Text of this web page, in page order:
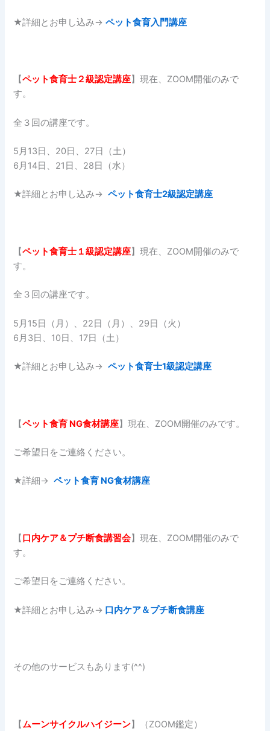
★詳細とお申し込み→ペット食育入門講座
【ペット食育士２級認定講座】現在、ZOOM開催のみで
す。
全３回の講座です。
5月13日、20日、27日（土）
6月14日、21日、28日（水）
★詳細とお申し込み→ペット食育士2級認定講座
【ペット食育士１級認定講座】現在、ZOOM開催のみで
す。
全３回の講座です。
5月15日（月）、22日（月）、29日（火）
6月3日、10日、17日（土）
★詳細とお申し込み→ペット食育士1級認定講座
【ペット食育 NG食材講座】現在、ZOOM開催のみです。
ご希望日をご連絡ください。
★詳細→ペット食育 NG食材講座
【口内ケア＆プチ断食講習会】現在、ZOOM開催のみで
す。
ご希望日をご連絡ください。
★詳細とお申し込み→ 口内ケア＆プチ断食講座
その他のサービスもあります(^^)
【ムーンサイクルハイジーン】（ZOOM鑑定）